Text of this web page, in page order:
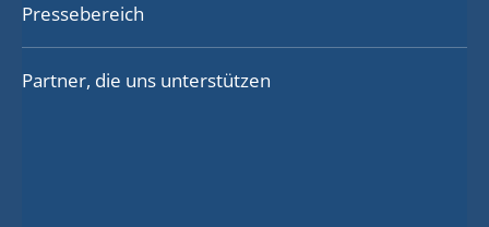
Pressebereich
Partner, die uns unterstützen